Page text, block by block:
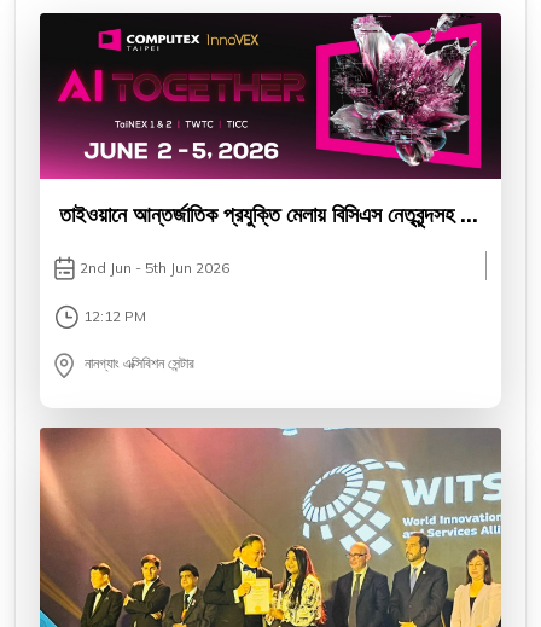
তাইওয়ানে আন্তর্জাতিক প্রযুক্তি মেলায় বিসিএস নেতৃবৃন্দসহ ৪৫
2nd Jun - 5th Jun 2026
12:12 PM
নানগ্যাং এক্সিবিশন সেন্টার